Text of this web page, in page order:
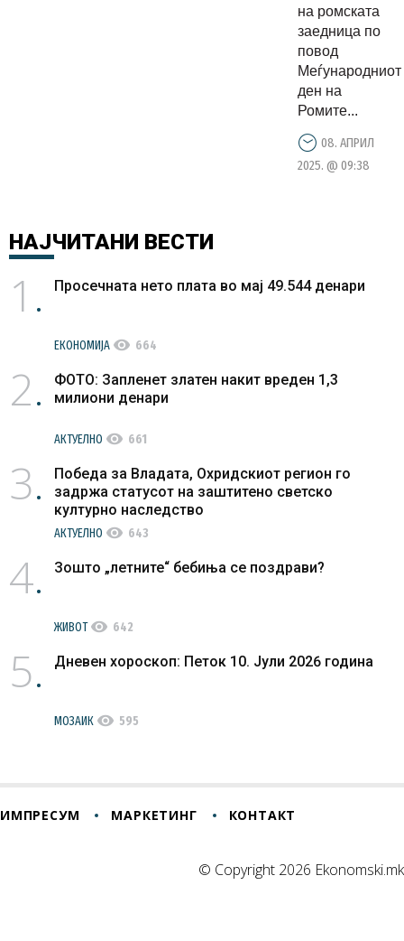
Ромите
на ромската
заедница по
повод
Меѓународниот
ден на
Ромите...
08. АПРИЛ
2025. @ 09:38
НАЈЧИТАНИ ВЕСТИ
1 Просечната нето плата во мај 49.544 денари
ЕКОНОМИЈА visibility 664
2
ФОТО: Запленет златен накит вреден 1,3
милиони денари
АКТУЕЛНО visibility 661
3
Победа за Владата, Охридскиот регион го
задржа статусот на заштитено светско
културно наследство
АКТУЕЛНО visibility 643
4 Зошто „летните“ бебиња се поздрави?
ЖИВОТvisibility 642
5 Дневен хороскоп: Петок 10. Јули 2026 година
МОЗАИК visibility 595
ИМПРЕСУМ МАРКЕТИНГ КОНТАКТ
© Copyright 2026 Ekonomski.mk